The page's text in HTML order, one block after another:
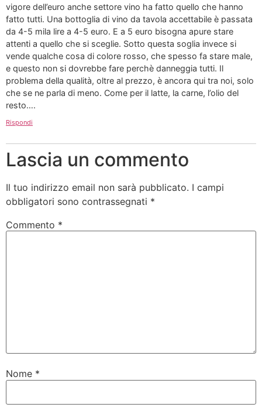
vigore dell’euro anche settore vino ha fatto quello che hanno
fatto tutti. Una bottoglia di vino da tavola accettabile è passata
da 4-5 mila lire a 4-5 euro. E a 5 euro bisogna apure stare
attenti a quello che si sceglie. Sotto questa soglia invece si
vende qualche cosa di colore rosso, che spesso fa stare male,
e questo non si dovrebbe fare perchè danneggia tutti. Il
problema della qualità, oltre al prezzo, è ancora qui tra noi, solo
che se ne parla di meno. Come per il latte, la carne, l’olio del
resto….
Rispondi
Lascia un commento
Il tuo indirizzo email non sarà pubblicato. I campi
obbligatori sono contrassegnati *
Commento *
Nome *